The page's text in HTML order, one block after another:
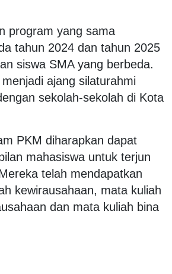
program yang sama
tahun 2024 dan tahun 2025
siswa SMA yang berbeda.
ajang silaturahmi
sekolah-sekolah di Kota
PKM diharapkan dapat
mahasiswa untuk terjun
telah mendapatkan
kewirausahaan, mata kuliah
dan mata kuliah bina